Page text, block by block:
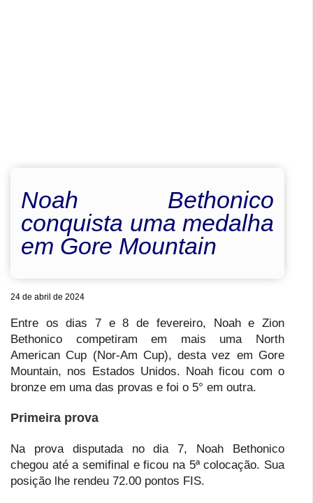
Noah Bethonico
conquista uma medalha
em Gore Mountain
24 de abril de 2024
Entre os dias 7 e 8 de fevereiro, Noah e Zion
Bethonico competiram em mais uma North
American Cup (Nor-Am Cup), desta vez em Gore
Mountain, nos Estados Unidos. Noah ficou com o
bronze em uma das provas e foi o 5° em outra.
Primeira prova
Na prova disputada no dia 7, Noah Bethonico
chegou até a semifinal e ficou na 5ª colocação. Sua
posição lhe rendeu 72.00 pontos FIS.